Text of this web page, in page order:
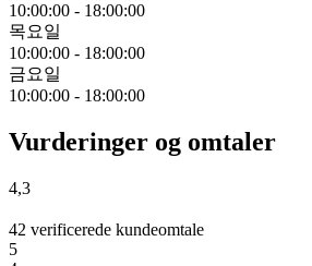
10:00:00 - 18:00:00
목요일
10:00:00 - 18:00:00
금요일
10:00:00 - 18:00:00
Vurderinger og omtaler
4,3
42 verificerede kundeomtale
5